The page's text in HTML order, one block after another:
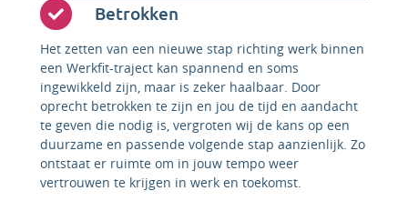
Betrokken
Het zetten van een nieuwe stap richting werk binnen
een Werkfit-traject kan spannend en soms
ingewikkeld zijn, maar is zeker haalbaar. Door
oprecht betrokken te zijn en jou de tijd en aandacht
te geven die nodig is, vergroten wij de kans op een
duurzame en passende volgende stap aanzienlijk. Zo
ontstaat er ruimte om in jouw tempo weer
vertrouwen te krijgen in werk en toekomst.